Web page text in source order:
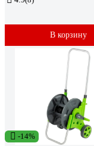
В корзину
-14%